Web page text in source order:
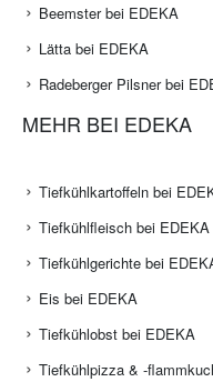
Beemster bei EDEKA
Lätta bei EDEKA
Radeberger Pilsner bei
MEHR BEI EDEKA
Tiefkühlkartoffeln bei
Tiefkühlfleisch bei EDEKA
Tiefkühlgerichte bei
Eis bei EDEKA
Tiefkühlobst bei EDEKA
Tiefkühlpizza & -